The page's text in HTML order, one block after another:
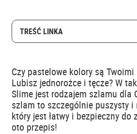
TREŚĆ LINKA
Czy pastelowe kolory są
Lubisz jednorożce i tęcze? W
Slime jest rodzajem szlamu dla
szlam to szczególnie puszysty i
który jest łatwy i bezpieczny do
oto przepis!